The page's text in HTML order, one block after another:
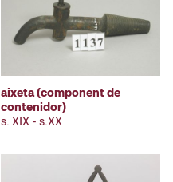
aixeta (component de
contenidor)
s. XIX - s.XX